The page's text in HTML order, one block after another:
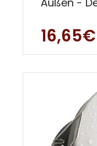
Auße
16,65€